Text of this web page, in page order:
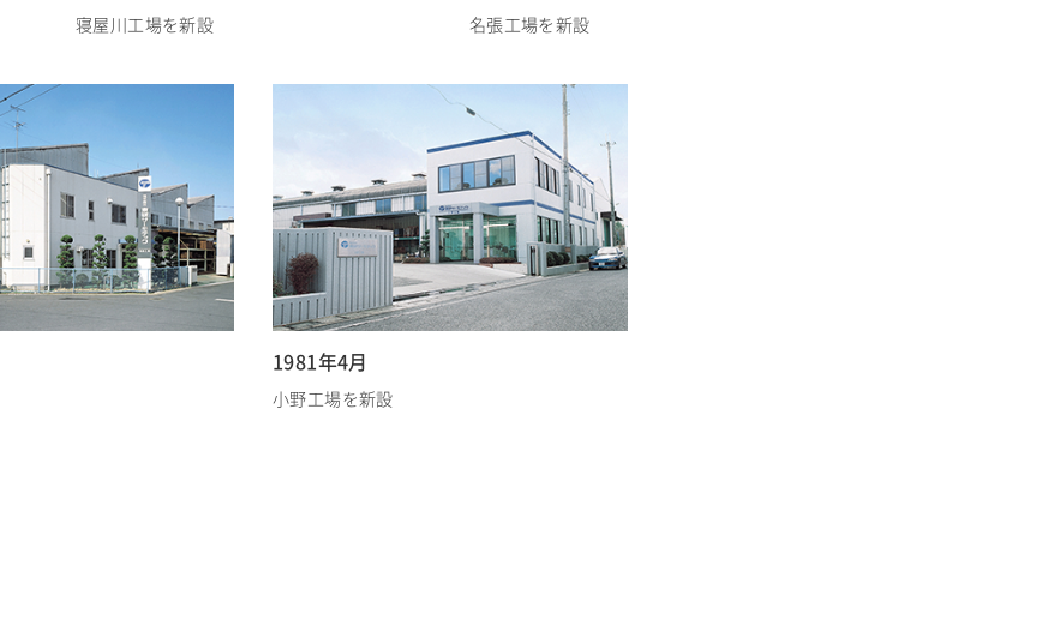
寝屋川工場を新設 名張工場を新設
1981年4月
小野工場を新設